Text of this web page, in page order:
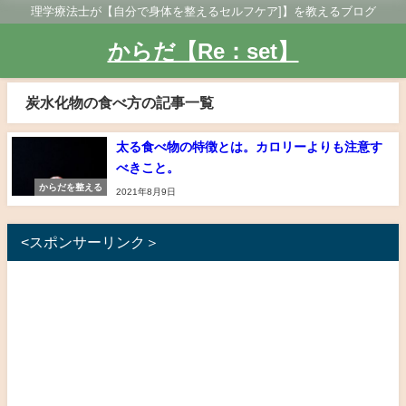
理学療法士が【自分で身体を整えるセルフケア]】を教えるブログ
からだ【Re：set】
炭水化物の食べ方の記事一覧
からだを整える
太る食べ物の特徴とは。カロリーよりも注意す
べきこと。
2021年8月9日
<スポンサーリンク＞